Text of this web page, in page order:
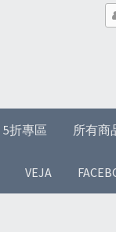
5折專區 所有商
VEJA